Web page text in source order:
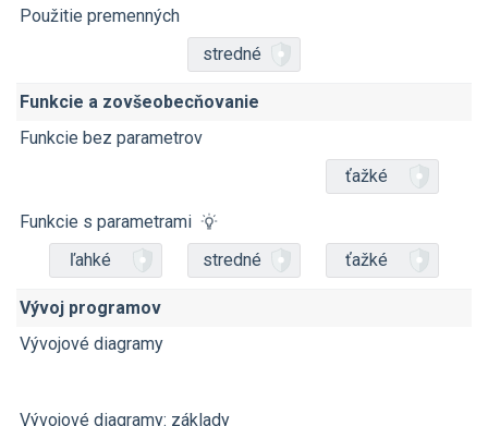
Použitie premenných
stredné
Funkcie a zovšeobecňovanie
Funkcie bez parametrov
ťažké
Funkcie s parametrami
ľahké
stredné ťažké
Vývoj programov
Vývojové diagramy
Vývojové diagramy: základy